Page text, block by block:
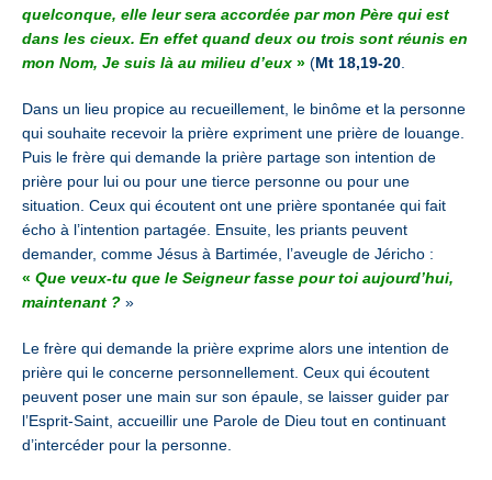
quelconque, elle leur sera accordée par mon Père qui est
dans les cieux. En effet quand deux ou trois sont réunis en
mon Nom, Je suis là au milieu d’eux » (Mt 18,19-20
Dans un lieu propice au recueillement, le binôme et la personne
qui souhaite recevoir la prière expriment une prière de louange.
Puis le frère qui demande la prière partage son intention de
prière pour lui ou pour une tierce personne ou pour une
situation. Ceux qui écoutent ont une prière spontanée qui fait
écho à l’intention partagée. Ensuite, les priants peuvent
demander, comme Jésus à Bartimée, l’aveugle de Jéricho :
« Que veux-tu que le Seigneur fasse pour toi aujourd’hui,
maintenant ? »
Le frère qui demande la prière exprime alors une intention de
prière qui le concerne personnellement. Ceux qui écoutent
peuvent poser une main sur son épaule, se laisser guider par
l’Esprit-Saint, accueillir une Parole de Dieu tout en continuant
d’intercéder pour la personne.